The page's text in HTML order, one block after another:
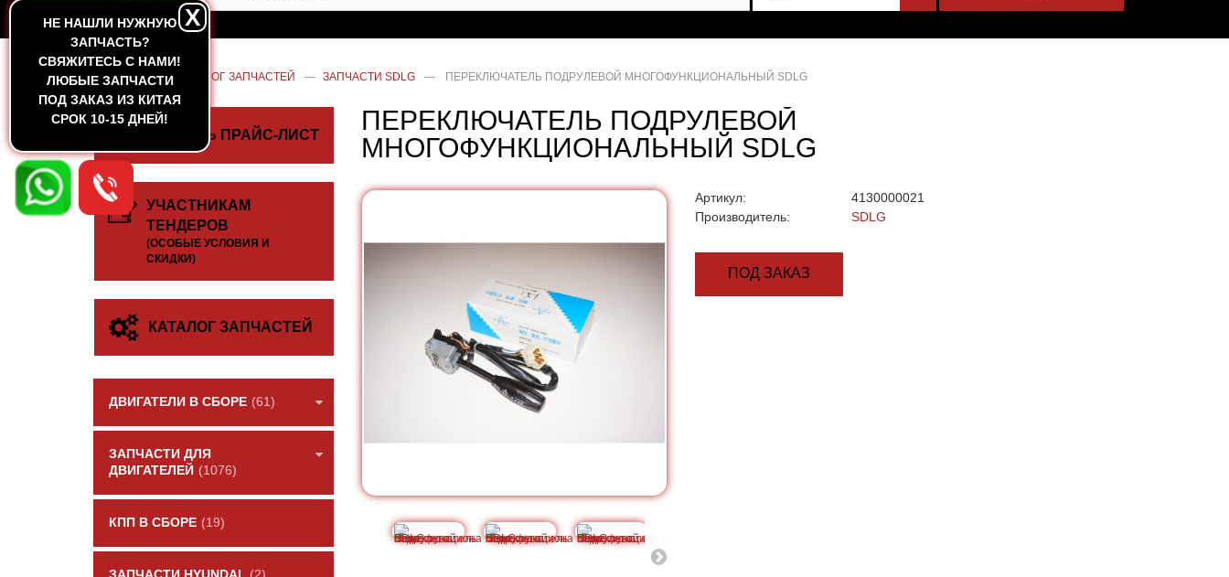
НЕ НАШЛИ НУЖНУЮ
ЗАПЧАСТЬ?
CВЯЖИТЕСЬ С НАМИ!
ЛЮБЫЕ ЗАПЧАСТИ
ПОД ЗАКАЗ ИЗ КИТАЯ
СРОК 10-15 ДНЕЙ!
X
ГЛАВНАЯ — КАТАЛОГ ЗАПЧАСТЕЙ — ЗАПЧАСТИ SDLG — ПЕРЕКЛЮЧАТЕЛЬ ПОДРУЛЕВОЙ МНОГОФУНКЦИОНАЛЬНЫЙ SDLG
СКАЧАТЬ ПРАЙС-ЛИСТ
УЧАСТНИКАМ
ТЕНДЕРОВ
(ОСОБЫЕ УСЛОВИЯ И
СКИДКИ)
КАТАЛОГ ЗАПЧАСТЕЙ
ДВИГАТЕЛИ В СБОРЕ (61)
ЗАПЧАСТИ ДЛЯ
ДВИГАТЕЛЕЙ (1076)
КПП В СБОРЕ (19)
ПЕРЕКЛЮЧАТЕЛЬ ПОДРУЛЕВОЙ
МНОГОФУНКЦИОНАЛЬНЫЙ SDLG
Артикул:
4130000021
Производитель:
SDLG
ПОД ЗАКАЗ